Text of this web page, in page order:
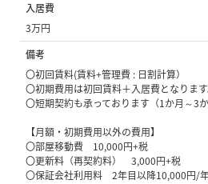
入居費
3万円
備考
〇初回賃料(賃料+管理費 : 日割計算）
〇初期費用は初回賃料＋入居費となります
〇短期契約も承っております（1か月～3か
【月額・初期費用以外の費用】
〇部屋移動費 10,000円+税
〇更新料（再契約料） 3,000円+税
〇保証会社利用料 2年目以降10,000円/